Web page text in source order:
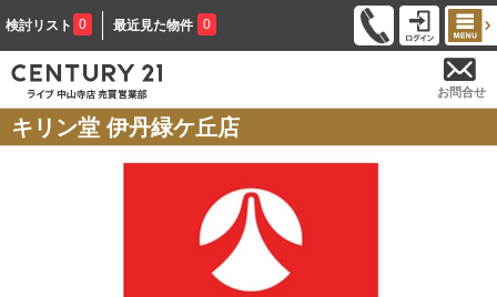
検討リスト 0 最近見た物件 0
お問合せ
キリン堂 伊丹緑ケ丘店